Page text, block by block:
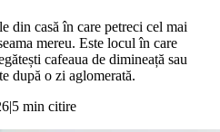
din casă în care petreci cel mai
mereu. Este locul în care
cafeaua de dimineață sau
după o zi aglomerată.
|5 min citire